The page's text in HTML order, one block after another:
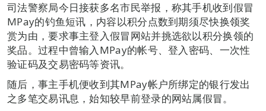
司法警察局今日接获多名市民举报，称其手机收到假冒
MPay的钓鱼短讯，内容以积分点数到期须尽快换领奖
赏为由，要求事主登入假冒网站并挑选欲以积分换领的
奖品。过程中曾输入MPay的帐号、登入密码、一次性
验证码及交易密码等资讯。
随后，事主手机便收到其MPay帐户所绑定的银行发出
之多笔交易讯息，始知较早前登录的网站属假冒。